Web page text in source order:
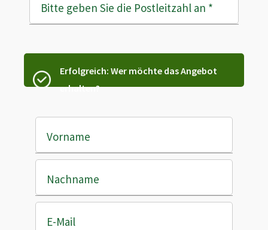
Bitte geben Sie die Postleitzahl an *
Erfolgreich: Wer möchte das Angebot
erhalten?
Vorname
Nachname
E-Mail